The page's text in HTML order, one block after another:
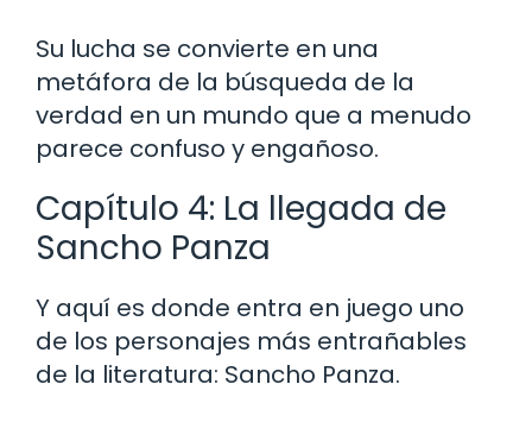
Su lucha se convierte en una
metáfora de la búsqueda de la
verdad en un mundo que a menudo
parece confuso y engañoso.
Capítulo 4: La llegada de
Sancho Panza
Y aquí es donde entra en juego uno
de los personajes más entrañables
de la literatura: Sancho Panza.